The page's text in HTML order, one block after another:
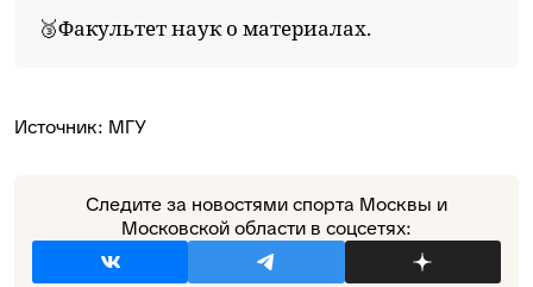
🥉Факультет наук о материалах.
Источник: МГУ
Следите за новостями спорта Москвы и
Московской области в соцсетях: